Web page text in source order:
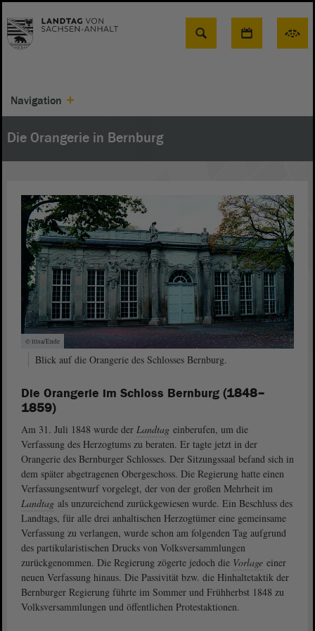
Suche
Navigation
Die Orangerie in Bernburg
© ltlsa/Ende
Blick auf die Orangerie des Schlosses Bernburg.
Die Orangerie im Schloss Bernburg (1848–
1859)
Am 31. Juli 1848 wurde der Landtag einberufen, um die
Verfassung des Herzogtums zu beraten. Er tagte jetzt in der
Orangerie des Bernburger Schlosses. Der Sitzungssaal befand sich in
dem später abgetragenen Obergeschoss. Die Regierung hatte einen
Verfassungsentwurf vorgelegt, der von der großen Mehrheit im
Landtag als unzureichend zurückgewiesen wurde. Ein Beschluss des
Landtags, für alle drei anhaltischen Herzogtümer eine gemeinsame
Verfassung zu verlangen, wurde schon am folgenden Tag aufgrund
des partikularistischen Drucks von Volksversammlungen
zurückgenommen. Die Regierung zögerte jedoch die Vorlage einer
neuen Verfassung hinaus. Die Passivität bzw. die Hinhaltetaktik der
Bernburger Regierung führte im Sommer und Frühherbst 1848 zu
Volksversammlungen und öffentlichen Protestaktionen.